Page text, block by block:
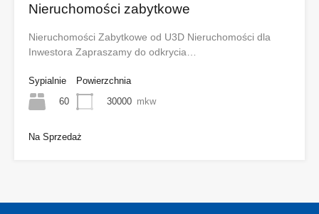
Nieruchomości zabytkowe
Nieruchomości Zabytkowe od U3D Nieruchomości dla
Inwestora Zapraszamy do odkrycia…
Sypialnie
60
Powierzchnia
30000 mkw
Na Sprzedaż